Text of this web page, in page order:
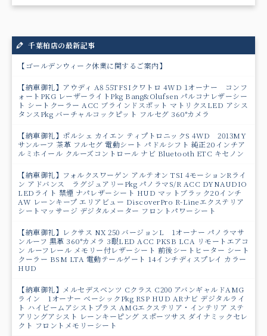
千葉柏店の最新記事
【ゴールデンウィーク休業に関するご案内】
【納車御礼】アウディ A8 55TFSIクワトロ 4WD 1オーナー コンフ
ォートPKG レーザーライトPkg Bang&Olufsen パルコナレザーシー
ト シートクーラー ACC ブラインドスポット マトリクスLED アシス
タンスPkg バーチャルコックピット フルセグ 360°カメラ
【納車御礼】ポルシェ カイエン ティプトロニックS 4WD 2013MY
サンルーフ 茶革 フルセグ 電動シート パドルシフト 純正20インチア
ルミホイール クルーズコントロール ナビ Bluetooth ETC キセノン
【納車御礼】フォルクスワーゲン アルテオン TSI 4モーションRライ
ン アドバンス ラグジュアリーPkg パノラマS/R ACC DYNAUDIO
LEDライト 禁煙 ナパレザーシート HUD マットブラック20インチ
AW レーンキープ エリアビュー DiscoverPro R-Lineエクステリア
シートマッサージ デジタルメーター フロントパワーシート
【納車御礼】レクサス NX 250 バージョンL 1オーナー パノラマサ
ンルーフ 黒革 360°カメラ 3眼LED ACC PKSB LCA リモートエアコ
ン ルーフレール メモリー付レザーシート 前後シートヒーター シート
クーラー BSM LTA 電動テールゲート 14インチディスプレイ カラー
HUD
【納車御礼】メルセデスベンツ Cクラス C200 アバンギャルドAMG
ライン 1オーナー ベーシックPkg RSP HUD ARナビ デジタルライ
ト ハイビームアシストプラス AMGエクステリア・インテリア ステ
アリングアシスト レーンキーピング スポーツサス ダイナミックセレ
クト フロントメモリーシート